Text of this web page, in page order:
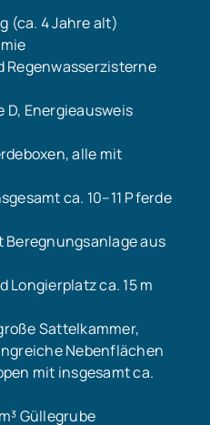
(ca. 4 Jahre alt)
Regenwasserzisterne
D, Energieausweis
alle mit
ca. 10–11 Pferde
Beregnungsanlage aus
Longierplatz ca. 15 m
Sattelkammer,
Nebenflächen
mit insgesamt ca.
Güllegrube